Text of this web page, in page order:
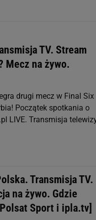
TV. Stream
Mecz na żywo.
drugi mecz w Final
Początek spotkania o
LIVE. Transmisja
Transmisja TV.
na żywo. Gdzie
Sport i ipla.tv]